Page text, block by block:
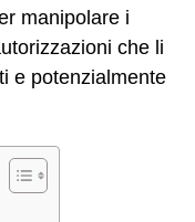
manipolare i
che li
e potenzialmente